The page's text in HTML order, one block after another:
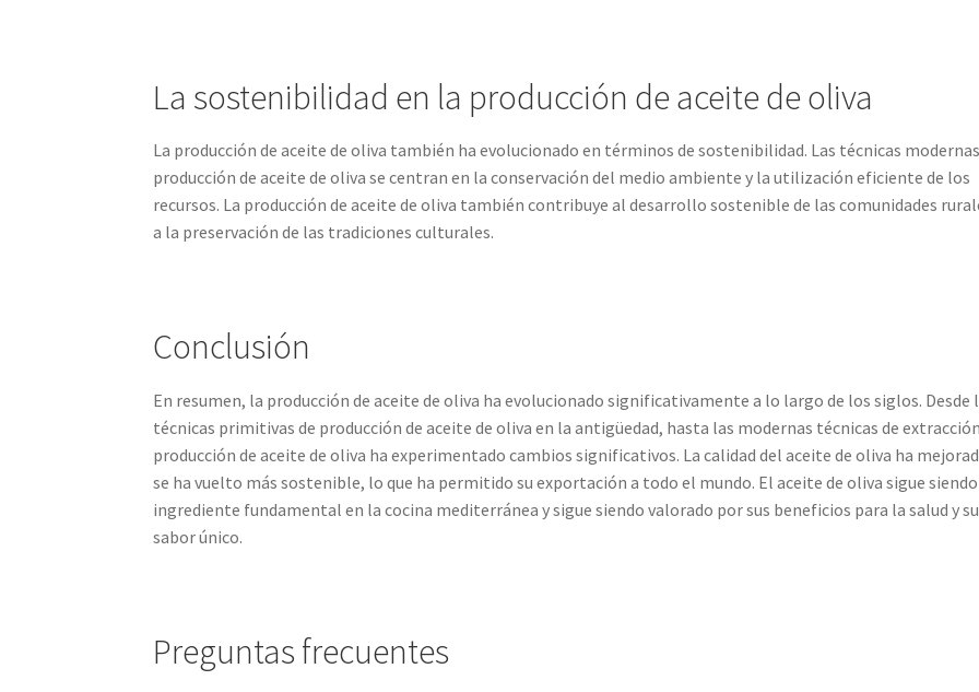
La sostenibilidad en la producción de aceite de oliva
La producción de aceite de oliva también ha evolucionado en términos de sostenibilidad. Las técnicas
producción de aceite de oliva se centran en la conservación del medio ambiente y la utilización eficiente de los
recursos. La producción de aceite de oliva también contribuye al desarrollo sostenible de las comunidades
a la preservación de las tradiciones culturales.
Conclusión
En resumen, la producción de aceite de oliva ha evolucionado significativamente a lo largo de los siglos. Desde
técnicas primitivas de producción de aceite de oliva en la antigüedad, hasta las modernas técnicas de
producción de aceite de oliva ha experimentado cambios significativos. La calidad del aceite de oliva ha
se ha vuelto más sostenible, lo que ha permitido su exportación a todo el mundo. El aceite de oliva sigue
ingrediente fundamental en la cocina mediterránea y sigue siendo valorado por sus beneficios para la salud y su
sabor único.
Preguntas frecuentes